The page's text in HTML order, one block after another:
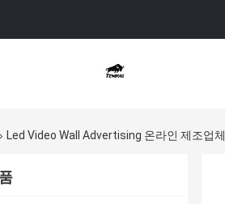
Led Video Wall Advertising 온라인 제조업체